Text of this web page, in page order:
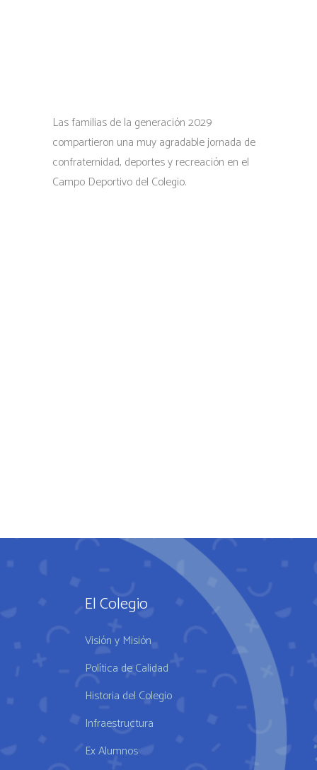
Las familias de la generación 2029
compartieron una muy agradable jornada de
confraternidad, deportes y recreación en el
Campo Deportivo del Colegio.
El Colegio
Visión y Misión
Política de Calidad
Historia del Colegio
Infraestructura
Ex Alumnos